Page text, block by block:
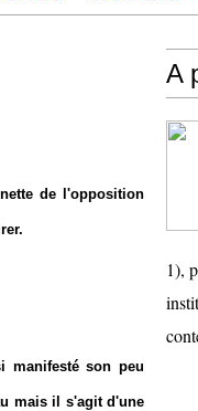
de l'opposition
manifesté son peu
mais il s'agit d'une
A
1),